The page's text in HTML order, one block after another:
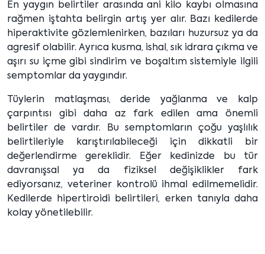
En yaygın belirtiler arasında ani kilo kaybı olmasına
rağmen iştahta belirgin artış yer alır. Bazı kedilerde
hiperaktivite gözlemlenirken, bazıları huzursuz ya da
agresif olabilir. Ayrıca kusma, ishal, sık idrara çıkma ve
aşırı su içme gibi sindirim ve boşaltım sistemiyle ilgili
semptomlar da yaygındır.
Tüylerin matlaşması, deride yağlanma ve kalp
çarpıntısı gibi daha az fark edilen ama önemli
belirtiler de vardır. Bu semptomların çoğu yaşlılık
belirtileriyle karıştırılabileceği için dikkatli bir
değerlendirme gereklidir. Eğer kedinizde bu tür
davranışsal ya da fiziksel değişiklikler fark
ediyorsanız, veteriner kontrolü ihmal edilmemelidir.
Kedilerde hipertiroidi belirtileri, erken tanıyla daha
kolay yönetilebilir.